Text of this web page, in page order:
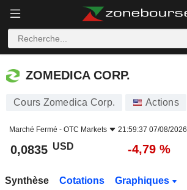
ZOMEDICA CORP.
ZOMEDICA CORP.
Cours Zomedica Corp. Actions
Marché Fermé - OTC Markets 21:59:37 07/08/2026
0,0835 USD -4,79 %
Synthèse Cotations Graphiques